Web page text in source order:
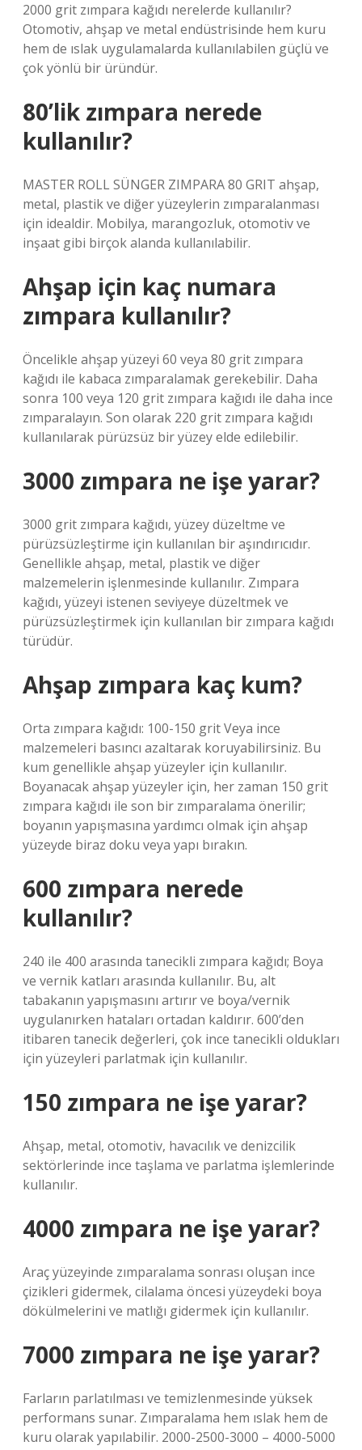
2000 grit zımpara kağıdı nerelerde kullanılır?
Otomotiv, ahşap ve metal endüstrisinde hem kuru
hem de ıslak uygulamalarda kullanılabilen güçlü ve
çok yönlü bir üründür.
80’lik zımpara nerede
kullanılır?
MASTER ROLL SÜNGER ZIMPARA 80 GRIT ahşap,
metal, plastik ve diğer yüzeylerin zımparalanması
için idealdir. Mobilya, marangozluk, otomotiv ve
inşaat gibi birçok alanda kullanılabilir.
Ahşap için kaç numara
zımpara kullanılır?
Öncelikle ahşap yüzeyi 60 veya 80 grit zımpara
kağıdı ile kabaca zımparalamak gerekebilir. Daha
sonra 100 veya 120 grit zımpara kağıdı ile daha ince
zımparalayın. Son olarak 220 grit zımpara kağıdı
kullanılarak pürüzsüz bir yüzey elde edilebilir.
3000 zımpara ne işe yarar?
3000 grit zımpara kağıdı, yüzey düzeltme ve
pürüzsüzleştirme için kullanılan bir aşındırıcıdır.
Genellikle ahşap, metal, plastik ve diğer
malzemelerin işlenmesinde kullanılır. Zımpara
kağıdı, yüzeyi istenen seviyeye düzeltmek ve
pürüzsüzleştirmek için kullanılan bir zımpara kağıdı
türüdür.
Ahşap zımpara kaç kum?
Orta zımpara kağıdı: 100-150 grit Veya ince
malzemeleri basıncı azaltarak koruyabilirsiniz. Bu
kum genellikle ahşap yüzeyler için kullanılır.
Boyanacak ahşap yüzeyler için, her zaman 150 grit
zımpara kağıdı ile son bir zımparalama önerilir;
boyanın yapışmasına yardımcı olmak için ahşap
yüzeyde biraz doku veya yapı bırakın.
600 zımpara nerede
kullanılır?
240 ile 400 arasında tanecikli zımpara kağıdı; Boya
ve vernik katları arasında kullanılır. Bu, alt
tabakanın yapışmasını artırır ve boya/vernik
uygulanırken hataları ortadan kaldırır. 600’den
itibaren tanecik değerleri, çok ince tanecikli oldukları
için yüzeyleri parlatmak için kullanılır.
150 zımpara ne işe yarar?
Ahşap, metal, otomotiv, havacılık ve denizcilik
sektörlerinde ince taşlama ve parlatma işlemlerinde
kullanılır.
4000 zımpara ne işe yarar?
Araç yüzeyinde zımparalama sonrası oluşan ince
çizikleri gidermek, cilalama öncesi yüzeydeki boya
dökülmelerini ve matlığı gidermek için kullanılır.
7000 zımpara ne işe yarar?
Farların parlatılması ve temizlenmesinde yüksek
performans sunar. Zımparalama hem ıslak hem de
kuru olarak yapılabilir. 2000-2500-3000 – 4000-5000